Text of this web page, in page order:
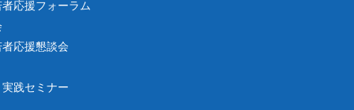
応援フォーラム
応援懇談会
践セミナー